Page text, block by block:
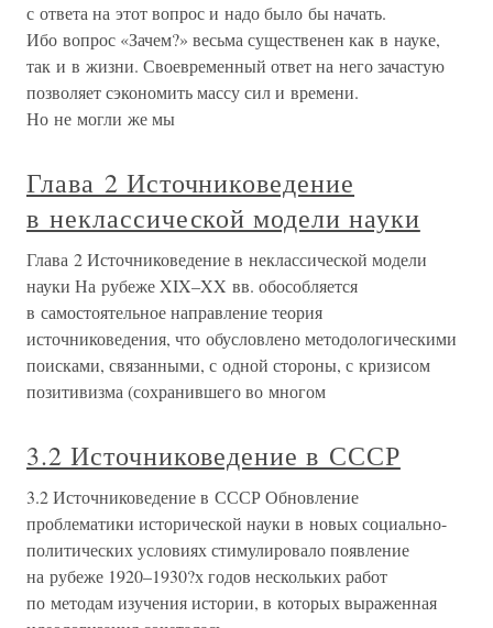
с ответа на этот вопрос и надо было бы начать.
Ибо вопрос «Зачем?» весьма существенен как в науке,
так и в жизни. Своевременный ответ на него зачастую
позволяет сэкономить массу сил и времени.
Но не могли же мы
Глава 2 Источниковедение
в неклассической модели науки
Глава 2 Источниковедение в неклассической модели
науки На рубеже XIX–XX вв. обособляется
в самостоятельное направление теория
источниковедения, что обусловлено методологическими
поисками, связанными, с одной стороны, с кризисом
позитивизма (сохранившего во многом
3.2 Источниковедение в СССР
3.2 Источниковедение в СССР Обновление
проблематики исторической науки в новых социально-
политических условиях стимулировало появление
на рубеже 1920–1930?х годов нескольких работ
по методам изучения истории, в которых выраженная